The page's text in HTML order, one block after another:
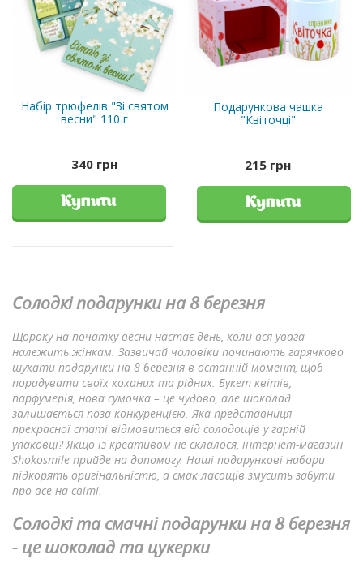
Набір трюфелів "Зі святом
весни" 110 г
340 грн
Купити
Подарункова чашка
"Квіточці"
215 грн
Купити
Солодкі подарунки на 8 березня
Щороку на початку весни настає день, коли вся увага
належить жінкам. Зазвичай чоловіки починають гарячково
шукати подарунки на 8 березня в останній момент, щоб
порадувати своїх коханих та рідних. Букет квітів,
парфумерія, нова сумочка – це чудово, але шоколад
залишається поза конкуренцією. Яка представниця
прекрасної статі відмовиться від солодощів у гарній
упаковці? Якщо із креативом не склалося, інтернет-магазин
Shokosmile прийде на допомогу. Наші подарункові набори
підкорять оригінальністю, а смак ласощів змусить забути
про все на світі.
Солодкі та смачні подарунки на 8 березня
- це шоколад та цукерки